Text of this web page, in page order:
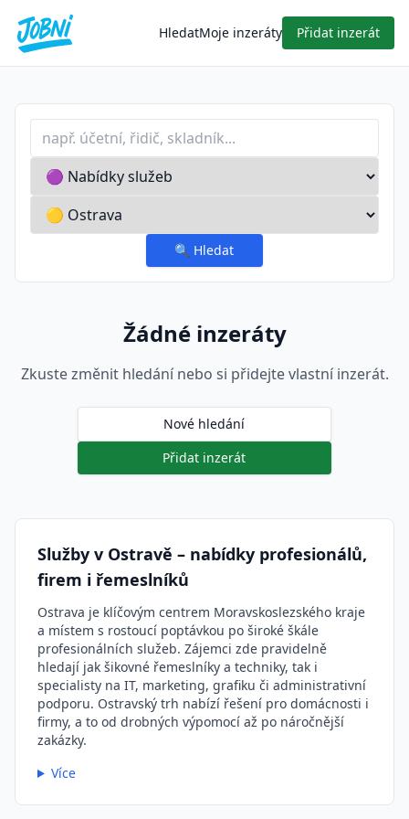
HledatMoje inzeráty Přidat inzerát
Profese nebo klíčové slovo
Typ inzerátu
Lokalita
🔍 Hledat
Žádné inzeráty
Zkuste změnit hledání nebo si přidejte vlastní inzerát.
Nové hledání
Přidat inzerát
Služby v Ostravě – nabídky profesionálů,
firem i řemeslníků
Ostrava je klíčovým centrem Moravskoslezského kraje
a místem s rostoucí poptávkou po široké škále
profesionálních služeb. Zájemci zde pravidelně
hledají jak šikovné řemeslníky a techniky, tak i
specialisty na IT, marketing, grafiku či administrativní
podporu. Ostravský trh nabízí řešení pro domácnosti i
firmy, a to od drobných výpomocí až po náročnější
zakázky.
Více